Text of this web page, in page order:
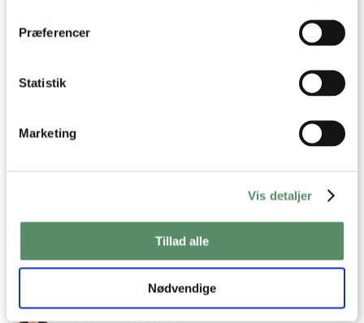
Præferencer
Statistik
Marketing
Vis detaljer
Tillad alle
Nødvendige
20. juni 2017 kl. 10:06
Hvordan fryses de ned altså hvad putter i dem i?? De klister
vel sammen hvis de bare ligger i en bøtte eller pose :-) vil
Ann-Christine: